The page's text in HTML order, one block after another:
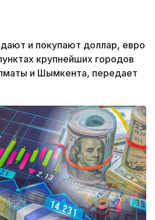
и покупают доллар, евро
крупнейших городов
и Шымкента, передает